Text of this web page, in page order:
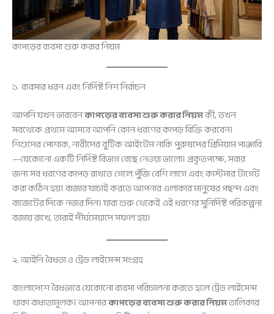
কাপড়ের ব্যবসা শুরু করার নিয়ম
১. ব্যবসার ধরন এবং নির্দিষ্ট নিশ নির্বাচন
আপনি যখন ভাববেনকাপড়ের ব্যবসা শুরু করার নিয়মকী, তখন
সবথেকে প্রথমে আসবে আপনি কোন ধরণের কাপড় বিক্রি করবেন।
শিশুদের পোশাক, নারীদের বুটিক আইটেম নাকি পুরুষদের প্রিমিয়াম পাঞ্জাবি
—যেকোনো একটি নির্দিষ্ট বিভাগ বেছে নেওয়া ভালো। প্রকৃতপক্ষে, সবার
জন্য সব ধরণের কাপড় রাখতে গেলে পুঁজি বেশি লাগে এবং কাস্টমার টার্গেট
করা কঠিন হয়। বাজার যাচাই করতে আপনার এলাকার মানুষের পছন্দ এবং
বাজেটের দিকে নজর দিন। যারা শুরু থেকেই এই ধরণের সুনির্দিষ্ট পরিকল্পনা
বজায় রাখে, তারাই দীর্ঘমেয়াদে সফল হয়।
২. আইনি বৈধতা ও ট্রেড লাইসেন্স সংগ্রহ
বাংলাদেশে বৈধভাবে যেকোনো ব্যবসা পরিচালনা করতে হলে ট্রেড লাইসেন্স
থাকা বাধ্যতামূলক। আপনারকাপড়ের ব্যবসা শুরু করার নিয়মতালিকার